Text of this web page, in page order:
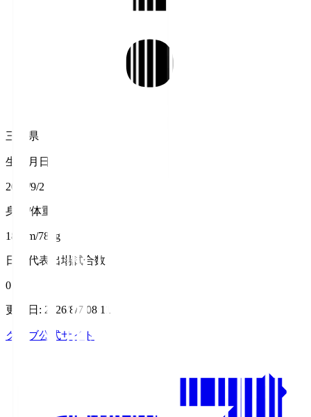
三重県
生年月日
2001/9/2
身長/体重
181cm/78kg
日本代表出場試合数
0
更新日 : 2026/8/7 08:11
クラブ公式サイト